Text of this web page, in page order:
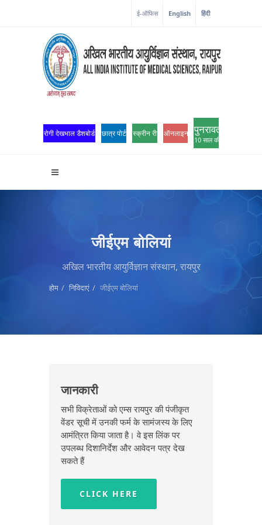
ई-ऑफिस English हिंदी
रोगी देखभाल डैशबोर्ड छात्र पोर्टल स्क्रीन रीडर एक्सेसऑनलाइन ओपीडी पंजीकरण
पुनरावर्तन
10 साल की उत्कृष्टता
जीईएम बोलियां
अखिल भारतीय आयुर्विज्ञान संस्थान, रायपुर
होम निविदाएं जीईएम बोलियां
जानकारी
सभी विक्रेताओं को एम्स रायपुर की पंजीकृत
वेंडर सूची में उनकी फर्म के सामंजस्य के लिए
आमंत्रित किया जाता है। वे इस लिंक पर
उपलब्ध दिशानिर्देश और आवेदन पत्र देख
सकते हैं
CLICK HERE